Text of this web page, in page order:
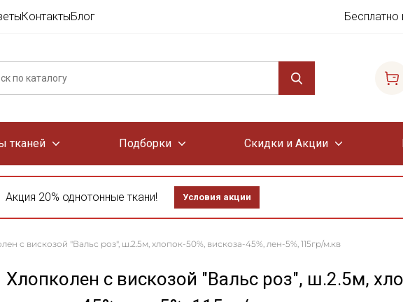
КонтактыБлог
тканей Подборки Скидки и Акции
Акция 20% однотонные ткани! Условия акции
с вискозой "Вальс роз", ш.2.5м, хлопок-50%, вискоза-45%, лен-5%, 115гр/м.кв
Хлопколен с вискозой "Вальс роз", ш.2.5м,